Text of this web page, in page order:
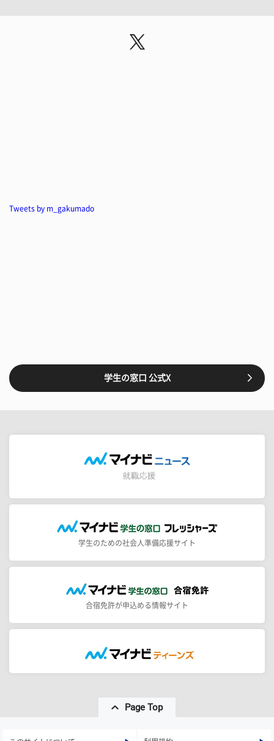
Tweets by m_gakumado
学生の窓口 公式X
学生のための社会人準備応援サイト
合宿免許が申込める情報サイト
Page Top